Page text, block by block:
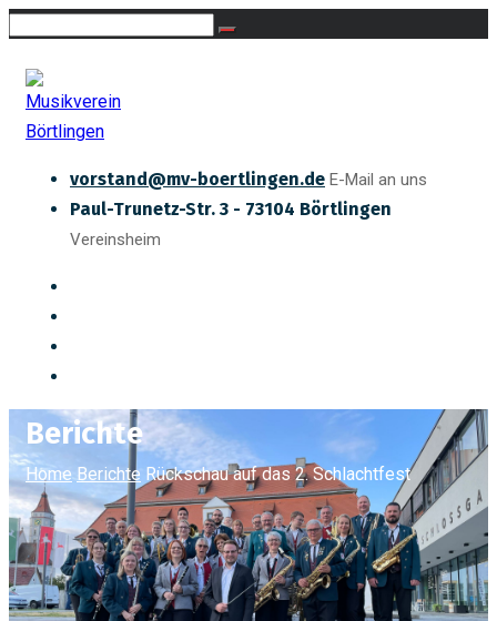
vorstand@mv-boertlingen.de E-Mail an uns
Paul-Trunetz-Str. 3 - 73104 Börtlingen
Vereinsheim
Berichte
Home Berichte Rückschau auf das 2. Schlachtfest